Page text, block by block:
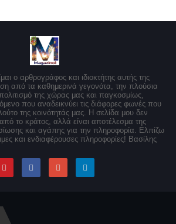
ο αρθρογράφος και ιδιοκτήτης αυτής της
από τα καθημερινά γεγονότα, την πλούσια
πολιτισμό της χώρας μας και παγκοσμίως,
που αναδεικνύει τις διάφορες φωνές που
της κοινότητάς μας. Η σελίδα μου δεν
από το κράτος, αλλά είναι αποτέλεσμα της
και αγάπης για την πληροφορία. Ελπίζω
και ενδιαφέρουσες πληροφορίες! Βασίλης